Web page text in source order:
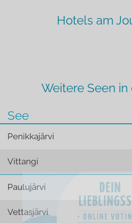
Hotels am
Weitere Seen in
See
Penikkajärvi
Vittangi
Paulujärvi
Vettasjärvi